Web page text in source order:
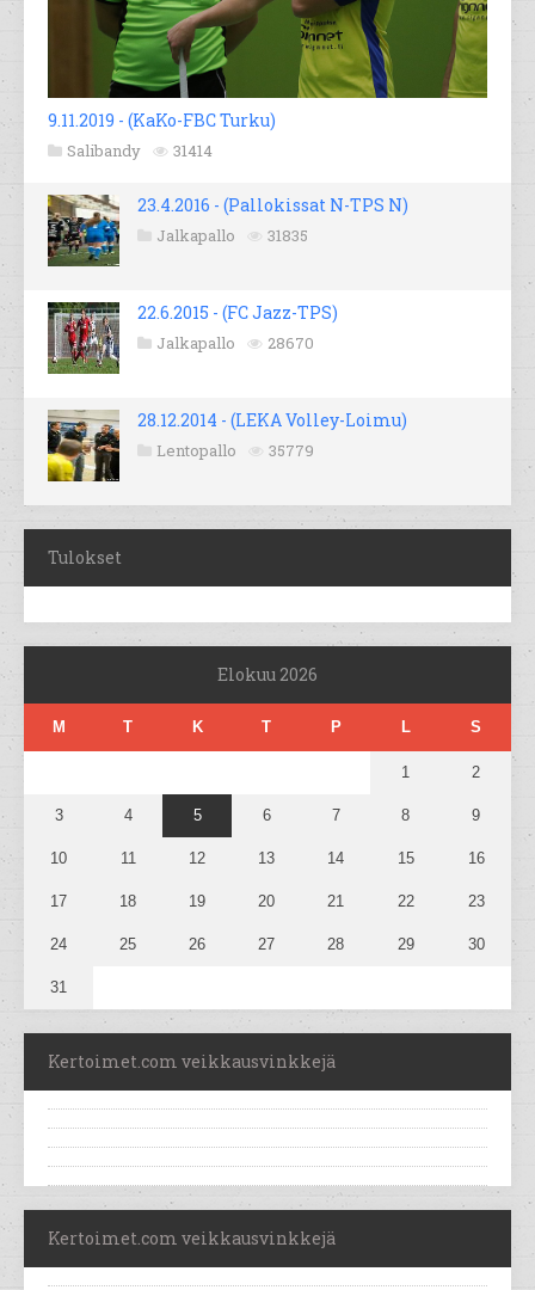
9.11.2019 - (KaKo-FBC Turku)
Salibandy 31414
23.4.2016 - (Pallokissat N-TPS N)
Jalkapallo 31835
22.6.2015 - (FC Jazz-TPS)
Jalkapallo 28670
28.12.2014 - (LEKA Volley-Loimu)
Lentopallo 35779
Tulokset
Elokuu 2026
M T K T P L S
1 2
3 4 5 6 7 8 9
10 11 12 13 14 15 16
17 18 19 20 21 22 23
24 25 26 27 28 29 30
31
Kertoimet.com veikkausvinkkejä
Kertoimet.com veikkausvinkkejä